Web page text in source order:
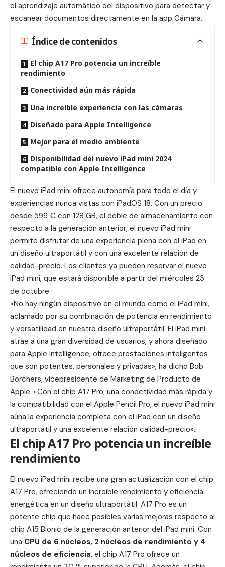
el aprendizaje automático del dispositivo para detectar y
escanear documentos directamente en la app Cámara.
Índice de contenidos
El chip A17 Pro potencia un increíble
rendimiento
Conectividad aún más rápida
Una increíble experiencia con las cámaras
Diseñado para Apple Intelligence
Mejor para el medio ambiente
Disponibilidad del nuevo iPad mini 2024
compatible con Apple Intelligence
El nuevo iPad mini ofrece autonomía para todo el día y
experiencias nunca vistas con iPadOS 18. Con un precio
desde 599 € con 128 GB, el doble de almacenamiento con
respecto a la generación anterior, el nuevo iPad mini
permite disfrutar de una experiencia plena con el iPad en
un diseño ultraportátil y con una excelente relación de
calidad-precio. Los clientes ya pueden reservar el nuevo
iPad mini, que estará disponible a partir del miércoles 23
de octubre.
«No hay ningún dispositivo en el mundo como el iPad mini,
aclamado por su combinación de potencia en rendimiento
y versatilidad en nuestro diseño ultraportátil. El iPad mini
atrae a una gran diversidad de usuarios, y ahora diseñado
para Apple Intelligence, ofrece prestaciones inteligentes
que son potentes, personales y privadas», ha dicho Bob
Borchers, vicepresidente de Marketing de Producto de
Apple. «Con el chip A17 Pro, una conectividad más rápida y
la compatibilidad con el Apple Pencil Pro, el nuevo iPad mini
aúna la experiencia completa con el iPad con un diseño
ultraportátil y una excelente relación calidad-precio».
El chip A17 Pro potencia un increíble
rendimiento
El nuevo iPad mini recibe una gran actualización con el chip
A17 Pro, ofreciendo un increíble rendimiento y eficiencia
energética en un diseño ultraportátil. A17 Pro es un
potente chip que hace posibles varias mejoras respecto al
chip A15 Bionic de la generación anterior del iPad mini. Con
una CPU de 6 núcleos, 2 núcleos de rendimiento y 4
núcleos de eficiencia, el chip A17 Pro ofrece un